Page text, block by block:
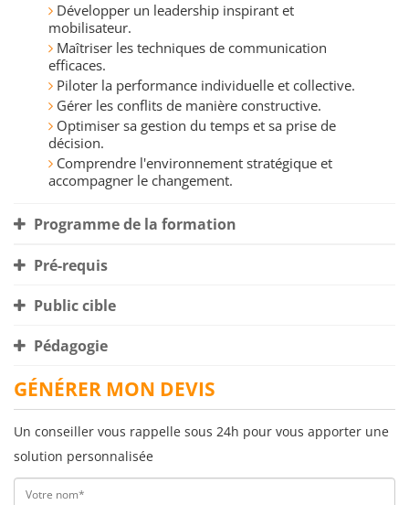
Développer un leadership inspirant et
mobilisateur.
Maîtriser les techniques de communication
efficaces.
Piloter la performance individuelle et collective.
Gérer les conflits de manière constructive.
Optimiser sa gestion du temps et sa prise de
décision.
Comprendre l'environnement stratégique et
accompagner le changement.
Programme de la formation
Pré-requis
Public cible
Pédagogie
GÉNÉRER MON DEVIS
Un conseiller vous rappelle sous 24h pour vous apporter une
solution personnalisée